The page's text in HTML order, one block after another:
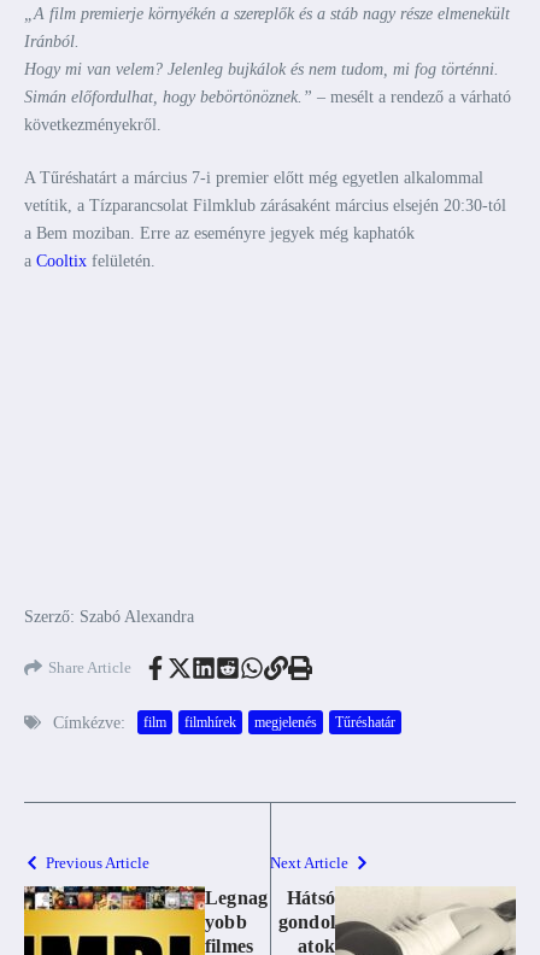
„A film premierje környékén a szereplők és a stáb nagy része elmenekült
Iránból.
Hogy mi van velem? Jelenleg bujkálok és nem tudom, mi fog történni.
Simán előfordulhat, hogy bebörtönöznek.” – mesélt a rendező a várható
következményekről.
A Tűréshatárt a március 7-i premier előtt még egyetlen alkalommal
vetítik, a Tízparancsolat Filmklub zárásaként március elsején 20:30-tól
a Bem moziban. Erre az eseményre jegyek még kaphatók
a Cooltix felületén.
Szerző: Szabó Alexandra
Share Article
Címkézve: film filmhírek megjelenés Tűréshatár
Previous Article
Legnag
yobb
filmes
Next Article
Hátsó
gondol
atok